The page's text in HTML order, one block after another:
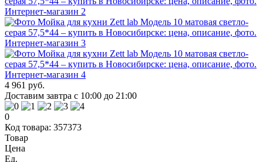
4 961 руб.
Доставим завтра с 10:00 до 21:00
0
Код товара: 357373
Товар
Цена
Ед.